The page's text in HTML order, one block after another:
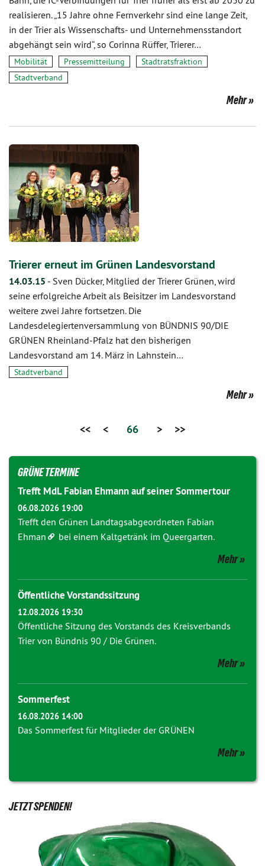
realisieren. „15 Jahre ohne Fernverkehr sind eine lange Zeit,
in der Trier als Wissenschafts- und Unternehmensstandort
abgehängt sein wird“, so Corinna Rüffer, Trierer…
Mobilität Pressemitteilung
Stadtratsfraktion
Stadtverband
Mehr
Trierer erneut im Grünen Landesvorstand
14.03.15 - Sven Dücker, Mitglied der Trierer Grünen, wird
seine erfolgreiche Arbeit als Beisitzer im Landesvorstand
weitere zwei Jahre fortsetzen. Die
Landesdelegiertenversammlung von BÜNDNIS 90/DIE
GRÜNEN Rheinland-Pfalz hat den bisherigen
Landesvorstand am 14. März in Lahnstein…
Stadtverband
Mehr
<< < 66 > >>
GRÜNE TERMINE
Trefft MdL Fabian Ehmann auf seiner Sommertour
06.08.2026 19:00
Trefft den Grünen Landtagsabgeordneten Fabian
Ehman
bei einem Kaltgetränk im Queergarten.
Mehr
Öffentliche Vorstandssitzung
12.08.2026 19:30
Öffentliche Sitzung des Vorstands des Kreisverbands
Trier von Bündnis 90 / Die Grünen.
Mehr
Sommerfest
16.08.2026 14:00
Das Sommerfest für Mitglieder der GRÜNEN
Mehr
JETZT SPENDEN!